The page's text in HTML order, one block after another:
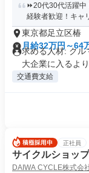
⏩️20代30代活躍
経験者歓迎！キャ
東京都足立区椿
月給32万円～64
求める人材: クル
大企業に入るよ
交通費支給
正社員
サイクルショッ
DAIWA CYCLE株式会